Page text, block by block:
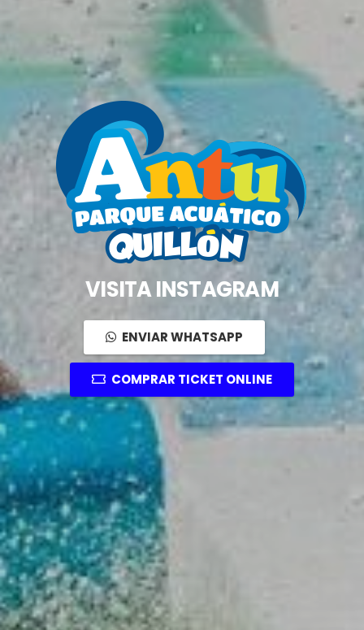
VISITA INSTAGRAM
ENVIAR WHATSAPP
COMPRAR TICKET ONLINE